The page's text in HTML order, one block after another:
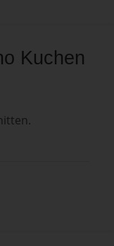
Kuchen